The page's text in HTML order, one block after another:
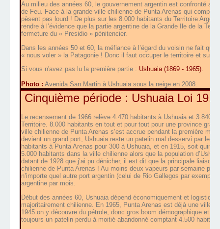
Au milieu des années 60, le gouvernement argentin est confronté au
de Feu. Face à la grande ville chilienne de Punta Arenas qui compte
pèsent pas lourd ! De plus sur les 8.000 habitants du Territoire
rendre à l’évidence que la partie argentine de la Grande Ile de la
fermeture du « Presidio » pénitencier.
Dans les années 50 et 60, la méfiance à l’égard du voisin ne fait que
« nous voler » la Patagonie ! Donc il faut occuper le territoire et
Si vous n'avez pas lu la première partie : Ushuaia (1869 - 1965).
Photo : Avenida San Martin à Ushuaia sous la neige en 2008.
Cinquième période : Ushuaia Loi
Le recensement de 1966 relève 4.470 habitants à Ushuaia et 3.840
Territoire. 8.000 habitants en tout et pour tout pour une province
ville chilienne de Punta Arenas s’est accrue pendant la première
devient un grand port, Ushuaia reste un patelin mal desservi par les
habitants à Punta Arenas pour 300 à Ushuaia, et en 1915, soit
5.000 habitants dans la ville chilienne alors que la population
datant de 1928 que j’ai pu dénicher, il est dit que la principale liaison
chilienne de Punta Arenas ! Au moins deux vapeurs par semaine
n’importe quel autre port argentin (celui de Rio Gallegos par
argentine par mois.
Début des années 60, Ushuaia dépend économiquement et
majoritairement chilienne. En 1965, Punta Arenas est déjà une ville
1945 on y découvre du pétrole, donc gros boom démographique et
toujours un patelin perdu à moitié abandonné comptant 4.500